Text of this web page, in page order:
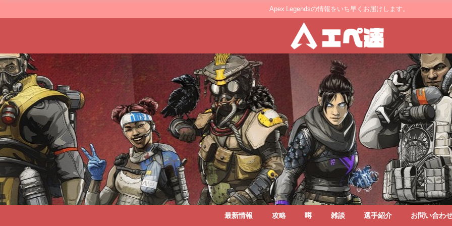
Apex Legendsの情報をいち早くお届けします。
最新情報 攻略 噂 雑談 選手紹介 お問い合わ